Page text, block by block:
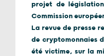
projet de
Commission
La revue de presse
de cryptomonnaies
été victime, sur la